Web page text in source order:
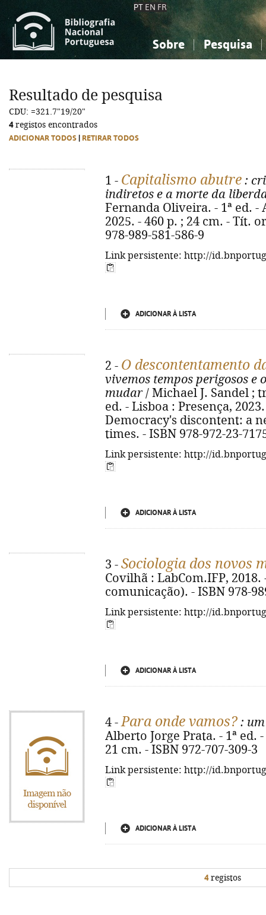
PT EN FR
Sobre Pesquisa
Ciências sociais...
Ciências sociais...
Resultado de pesquisa
CDU: =321.7"19/20"
4registos encontrados
ADICIONAR TODOS RETIRAR TODOS
1 - Capitalismo abutre :
indiretos e a morte da
Fernanda Oliveira. - 1ª ed. -
2025. - 460 p. ; 24 cm. - Tít.
978-989-581-586-9
Link persistente: http://
ADICIONAR À LISTA
2 - O descontentamento
vivemos tempos perigosos e
mudar/ Michael J. Sandel ;
ed. - Lisboa : Presença,
Democracy's discontent: a
times. - ISBN 978-972-23-
Link persistente: http://
ADICIONAR À LISTA
3 - Sociologia dos novos
Covilhã : LabCom.IFP,
comunicação). - ISBN 978-
Link persistente: http://
ADICIONAR À LISTA
4 -Para onde vamos? :
Alberto Jorge Prata. - 1ª ed.
21 cm. - ISBN 972-707-309-3
Link persistente: http://
ADICIONAR À LISTA
4registos